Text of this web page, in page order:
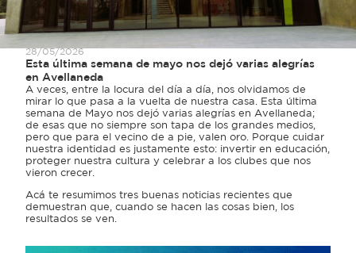
28/05/2026
Esta última semana de mayo nos dejó varias alegrías
en Avellaneda
A veces, entre la locura del día a día, nos olvidamos de
mirar lo que pasa a la vuelta de nuestra casa. Esta última
semana de Mayo nos dejó varias alegrías en Avellaneda;
de esas que no siempre son tapa de los grandes medios,
pero que para el vecino de a pie, valen oro. Porque cuidar
nuestra identidad es justamente esto: invertir en educación,
proteger nuestra cultura y celebrar a los clubes que nos
vieron crecer.
Acá te resumimos tres buenas noticias recientes que
demuestran que, cuando se hacen las cosas bien, los
resultados se ven.